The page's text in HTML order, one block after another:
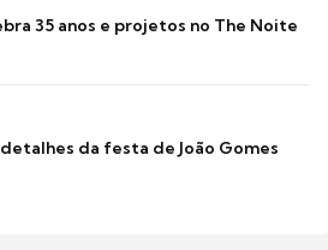
35 anos e projetos no The Noite
da festa de João Gomes